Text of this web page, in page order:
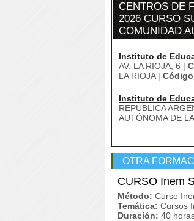
CENTROS DE
2026 CURSO
COMUNIDAD
Instituto de
AV. LA RIOJA, 6 |
LA RIOJA |
Instituto de
REPUBLICA
AUTÓNOMA DE
OTRA
CURSO Inem
Método: Curso
Temática: Cursos
Duración: 40